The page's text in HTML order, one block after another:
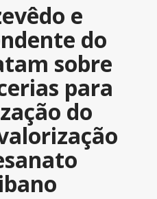
e
do
sobre
para
do